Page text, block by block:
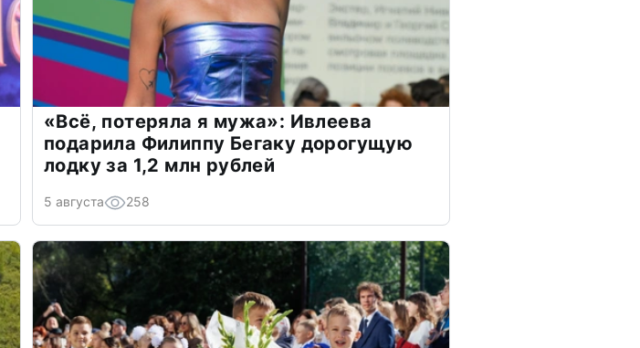
«Всё, потеряла я мужа»: Ивлеева
подарила Филиппу Бегаку дорогущую
лодку за 1,2 млн рублей
5 августа 258